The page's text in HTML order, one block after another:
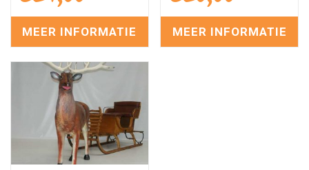
MEER INFORMATIE MEER INFORMATIE